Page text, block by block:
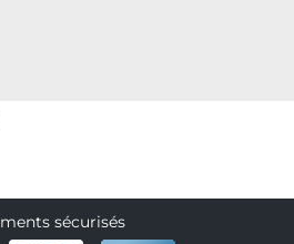
sécurisés